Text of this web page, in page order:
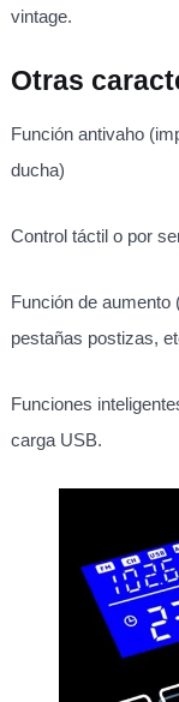
vintage.
Otras
Función antivaho
ducha)
Control táctil o por
Función de aumento
pestañas postizas,
Funciones
carga USB.